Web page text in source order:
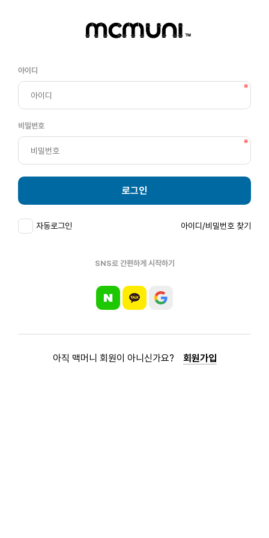
아이디
비밀번호
로그인
자동로그인 아이디/비밀번호 찾기
SNS로 간편하게 시작하기
아직 맥머니 회원이 아니신가요? 회원가입